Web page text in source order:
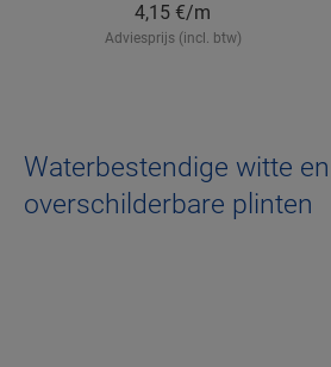
4,15 €/m
Adviesprijs (incl. btw)
Waterbestendige witte en
overschilderbare plinten